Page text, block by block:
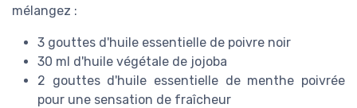
mélangez :
3 gouttes d'huile essentielle de poivre noir
30 ml d'huile végétale de jojoba
2 gouttes d'huile essentielle de menthe poivrée
pour une sensation de fraîcheur